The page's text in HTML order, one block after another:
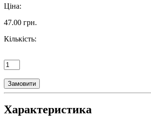
Ціна:
47.00 грн.
Кількість:
Замовити
Характеристика